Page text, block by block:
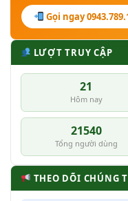
Gọi ngay
LƯỢT TRUY CẬP
21
Hôm nay
21540
Tổng người dùng
THEO DÕI CHÚNG